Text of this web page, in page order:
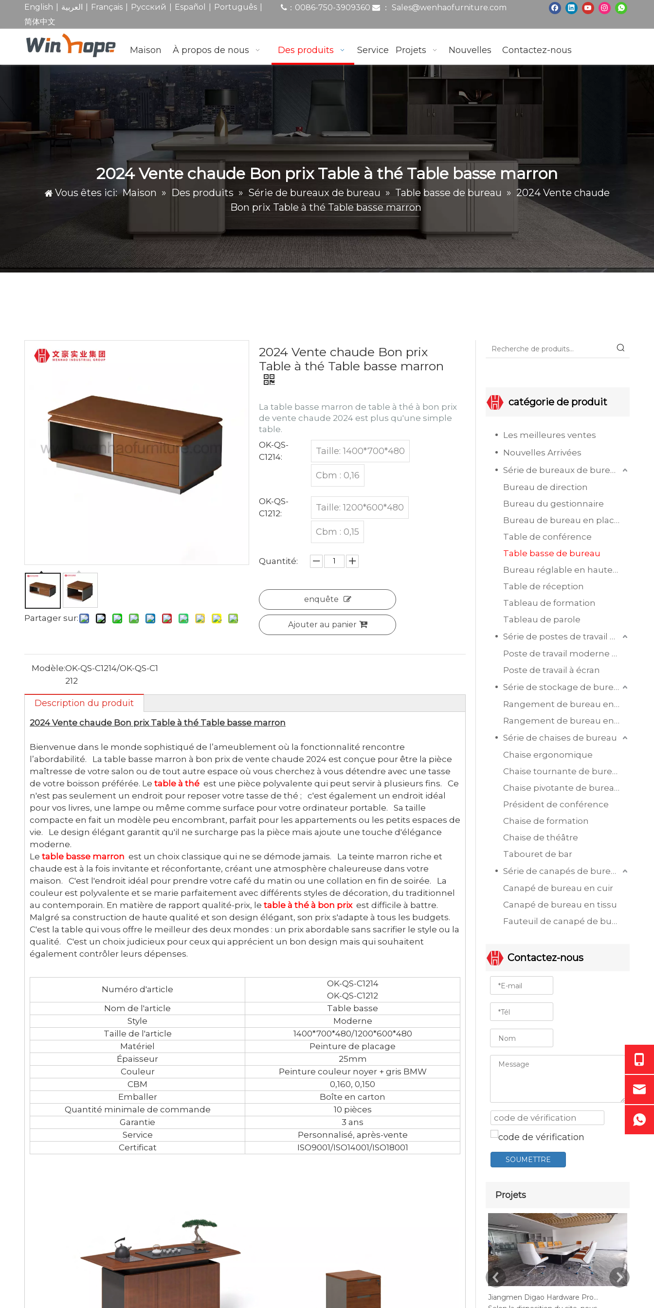
English العربية Français Pусский Español Português
简体中文
： 0086-750-3909360 ： Sales@wenhaofurniture.com
Maison À propos de nous Des produits Service Projets Nouvelles Contactez-nous
2024 Vente chaude Bon prix Table à thé Table basse marron
Vous êtes ici: Maison » Des produits » Série de bureaux de bureau » Table basse de bureau » 2024 Vente chaude
Bon prix Table à thé Table basse marron
Partager sur:
2024 Vente chaude Bon prix
Table à thé Table basse marron
La table basse marron de table à thé à bon prix
de vente chaude 2024 est plus qu'une simple
table.
OK-QS-
C1214:
Taille: 1400*700*480
Cbm : 0,16
OK-QS-
C1212:
Taille: 1200*600*480
Cbm : 0,15
Quantité:
enquête
Ajouter au panier
Modèle:OK-QS-C1214/OK-QS-C1
212
Description du produit
2024 Vente chaude Bon prix Table à thé Table basse marron
Bienvenue dans le monde sophistiqué de l’ameublement où la fonctionnalité rencontre
l’abordabilité. La table basse marron à bon prix de vente chaude 2024 est conçue pour être la pièce
maîtresse de votre salon ou de tout autre espace où vous cherchez à vous détendre avec une tasse
de votre boisson préférée. Le table à thé est une pièce polyvalente qui peut servir à plusieurs fins. Ce
n'est pas seulement un endroit pour reposer votre tasse de thé ; c'est également un endroit idéal
pour vos livres, une lampe ou même comme surface pour votre ordinateur portable. Sa taille
compacte en fait un modèle peu encombrant, parfait pour les appartements ou les petits espaces de
vie. Le design élégant garantit qu'il ne surcharge pas la pièce mais ajoute une touche d'élégance
moderne.
Le table basse marron est un choix classique qui ne se démode jamais. La teinte marron riche et
chaude est à la fois invitante et réconfortante, créant une atmosphère chaleureuse dans votre
maison. C'est l'endroit idéal pour prendre votre café du matin ou une collation en fin de soirée. La
couleur est polyvalente et se marie parfaitement avec différents styles de décoration, du traditionnel
au contemporain. En matière de rapport qualité-prix, le table à thé à bon prixest difficile à battre.
Malgré sa construction de haute qualité et son design élégant, son prix s'adapte à tous les budgets.
C'est la table qui vous offre le meilleur des deux mondes : un prix abordable sans sacrifier le style ou la
qualité. C'est un choix judicieux pour ceux qui apprécient un bon design mais qui souhaitent
également contrôler leurs dépenses.
Numéro d'article
OK-QS-C1214
OK-QS-C1212
Nom de l'article
Table basse
Style
Moderne
Taille de l'article
1400*700*480/1200*600*480
Matériel
Peinture de placage
Épaisseur
25mm
Couleur
Peinture couleur noyer + gris BMW
CBM
0,160, 0,150
Emballer
Boîte en carton
Quantité minimale de commande
10 pièces
Garantie
3 ans
Service
Personnalisé, après-vente
Certificat
ISO9001/ISO14001/ISO18001
catégorie de produit
Les meilleures ventes
Nouvelles Arrivées
Série de bureaux de bureau
Bureau de direction
Bureau du gestionnaire
Bureau de bureau en placage MDF
Table de conférence
Table basse de bureau
Bureau réglable en hauteur
Table de réception
Tableau de formation
Tableau de parole
Série de postes de travail de bureau
Poste de travail moderne en mélamine
Poste de travail à écran
Série de stockage de bureau
Rangement de bureau en bois
Rangement de bureau en acier
Série de chaises de bureau
Chaise ergonomique
Chaise tournante de bureau en maille
Chaise pivotante de bureau en cuir
Président de conférence
Chaise de formation
Chaise de théâtre
Tabouret de bar
Série de canapés de bureau
Canapé de bureau en cuir
Canapé de bureau en tissu
Fauteuil de canapé de bureau à siège unique
Contactez-nous
SOUMETTRE
Projets
Jiangmen Digao Hardware Products Company